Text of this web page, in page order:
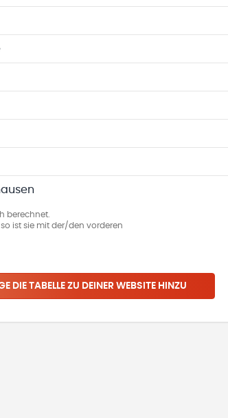
berechnet.
ist sie mit der/den vorderen
DIE TABELLE ZU DEINER WEBSITE HINZU